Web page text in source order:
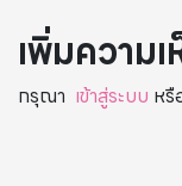
เพิ่มความ
กรุณา เข้าสู่ระบบ หรื